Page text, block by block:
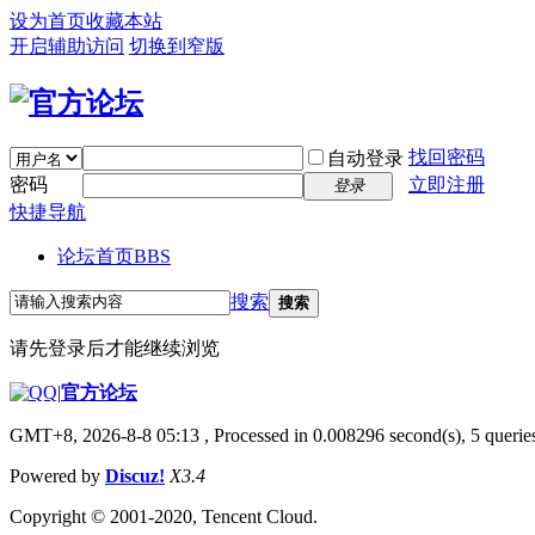
设为首页收藏本站
开启辅助访问 切换到窄版
自动登录 找回密码
密码
登录
立即注册
快捷导航
论坛首页BBS
搜索 搜索
请先登录后才能继续浏览
|官方论坛
GMT+8, 2026-8-8 05:13 , Processed in 0.008296 second(s), 5
Powered by Discuz! X3.4
Copyright © 2001-2020, Tencent Cloud.